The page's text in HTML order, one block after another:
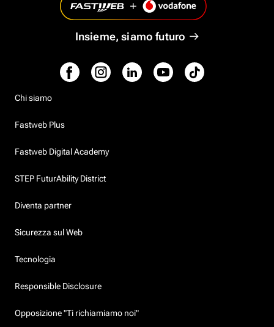
Insieme, siamo futuro
Chi siamo
Fastweb Plus
Fastweb Digital Academy
STEP FuturAbility District
Diventa partner
Sicurezza sul Web
Tecnologia
Responsible Disclosure
Opposizione "Ti richiamiamo noi"